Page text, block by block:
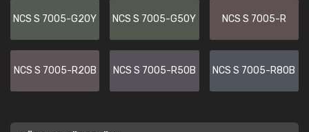
NCS S 7005-G20Y NCS S 7005-G50Y NCS S 7005-R
NCS S 7005-R20B NCS S 7005-R50B NCS S 7005-R80B